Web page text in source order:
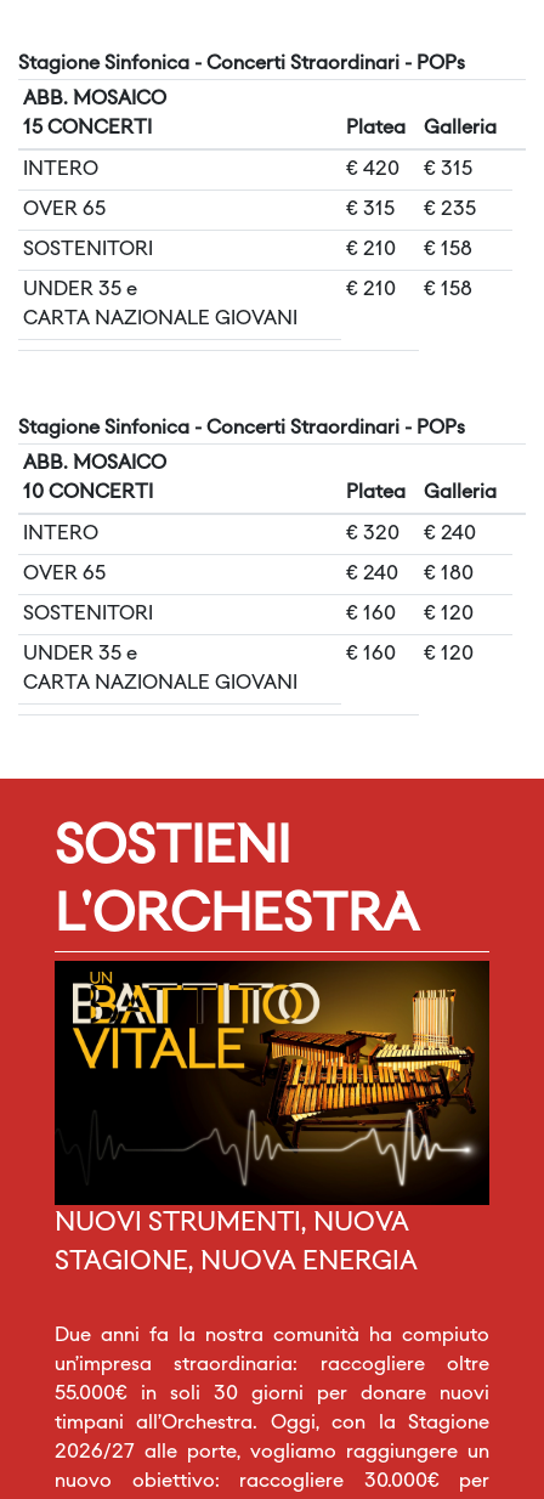
Stagione Sinfonica - Concerti Straordinari - POPs
ABB. MOSAICO
15 CONCERTI
Platea Galleria
INTERO € 420 € 315
OVER 65 € 315 € 235
SOSTENITORI € 210 € 158
UNDER 35 e
CARTA NAZIONALE GIOVANI
€ 210 € 158
Stagione Sinfonica - Concerti Straordinari - POPs
ABB. MOSAICO
10 CONCERTI
Platea Galleria
INTERO € 320 € 240
OVER 65 € 240 € 180
SOSTENITORI € 160 € 120
UNDER 35 e
CARTA NAZIONALE GIOVANI
€ 160 € 120
SOSTIENI
L'ORCHESTRA
NUOVI STRUMENTI, NUOVA
STAGIONE, NUOVA ENERGIA
Due anni fa la nostra comunità ha compiuto
un’impresa straordinaria: raccogliere oltre
55.000€ in soli 30 giorni per donare nuovi
timpani all’Orchestra. Oggi, con la Stagione
2026/27 alle porte, vogliamo raggiungere un
nuovo obiettivo: raccogliere 30.000€ per